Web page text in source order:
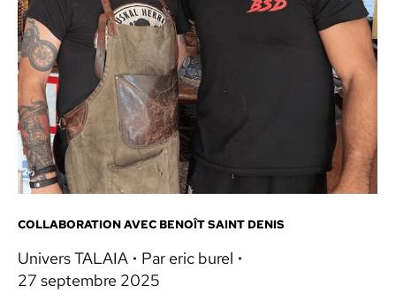
COLLABORATION AVEC BENOÎT SAINT DENIS
Univers TALAIA Par eric burel
27 septembre 2025